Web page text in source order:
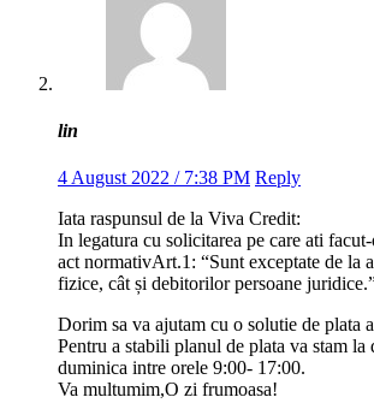
lin
4 August 2022 / 7:38 PM Reply
Iata raspunsul de la Viva Credit:
In legatura cu solicitarea pe care ati
act normativArt.1: “Sunt exceptate de
fizice, cât și debitorilor persoane
Dorim sa va ajutam cu o solutie de plata
Pentru a stabili planul de plata va stam
duminica intre orele 9:00- 17:00.
Va multumim,O zi frumoasa!